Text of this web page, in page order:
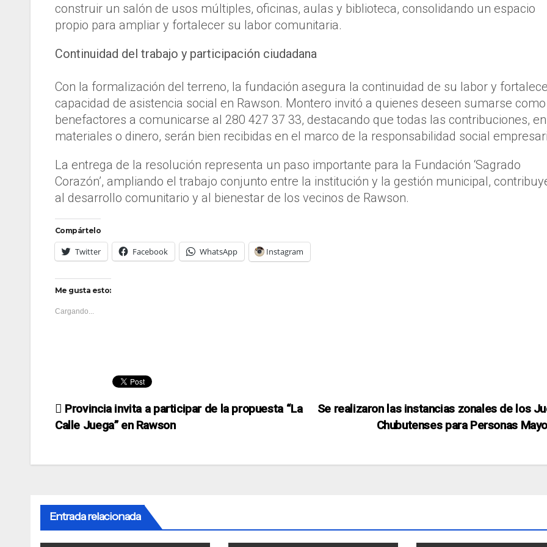
construir un salón de usos múltiples, oficinas, aulas y biblioteca, consolidando un espacio
propio para ampliar y fortalecer su labor comunitaria.
Continuidad del trabajo y participación ciudadana
Con la formalización del terreno, la fundación asegura la continuidad de su labor y
capacidad de asistencia social en Rawson. Montero invitó a quienes deseen sumarse como
benefactores a comunicarse al 280 427 37 33, destacando que todas las contribuciones, en
materiales o dinero, serán bien recibidas en el marco de la responsabilidad social
La entrega de la resolución representa un paso importante para la Fundación ‘Sagrado
Corazón’, ampliando el trabajo conjunto entre la institución y la gestión municipal,
al desarrollo comunitario y al bienestar de los vecinos de Rawson.
Compártelo
Twitter Facebook WhatsApp Instagram
Me gusta esto:
Cargando...
Navegación
entradas
Se realizaron las instancias zonales de los
Chubutenses para Personas
Provincia invita a participar de la propuesta “La
Calle Juega” en Rawson
Entrada relacionada